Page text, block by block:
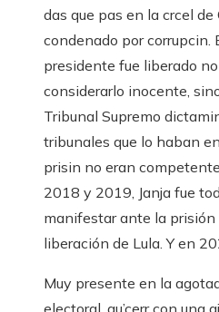
das que pas en la crcel de
condenado por corrupcin.
presidente fue liberado
considerarlo inocente,
Tribunal Supremo
tribunales que lo haban
prisin no eran
2018 y 2019, Janja fue
manifestar ante la prisión
liberación de Lula. Y en
Muy presente en la